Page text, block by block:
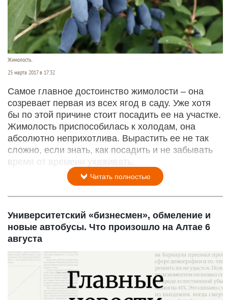
Жимолость.
25 марта 2017 в 17:32
Самое главное достоинство жимолости – она
созревает первая из всех ягод в саду. Уже хотя
бы по этой причине стоит посадить ее на участке.
Жимолость приспособилась к холодам, она
абсолютно неприхотлива. Вырастить ее не так
сложно, если знать, как посадить и не забывать
время от времени ухаживать.
Читать полностью
Университетский «бизнесмен», обмеление и
новые автобусы. Что произошло на Алтае 6
августа